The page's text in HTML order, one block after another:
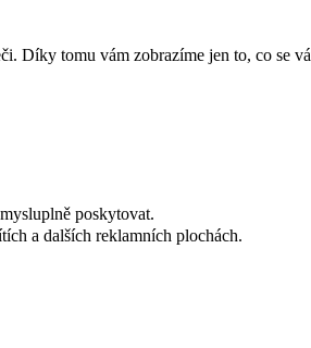
Díky tomu vám zobrazíme jen to, co se
poskytovat.
a dalších reklamních plochách.